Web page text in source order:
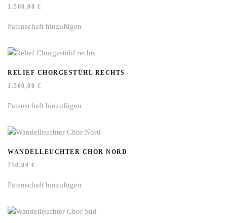
1.500,00 €
Patenschaft hinzufügen
RELIEF CHORGESTÜHL RECHTS
1.500,00 €
Patenschaft hinzufügen
WANDELLEUCHTER CHOR NORD
750,00 €
Patenschaft hinzufügen